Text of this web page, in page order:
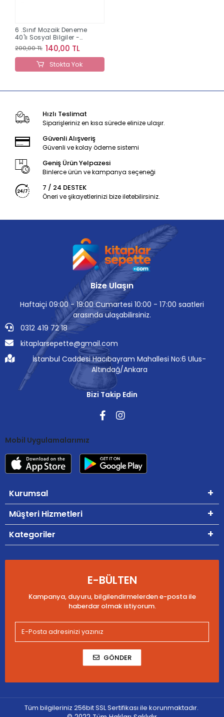
6 .Sınıf Mozaik Deneme
40'lı Sosyal Bilgiler -
2023
200,00 TL 140,00 TL
Stokta Yok
Hızlı Teslimat
Siparişleriniz en kısa sürede elinize ulaşır.
Güvenli Alışveriş
Güvenli ve kolay ödeme sistemi
Geniş Ürün Yelpazesi
Binlerce ürün ve kampanya seçeneği
7 / 24 DESTEK
Öneri ve şikayetlerinizi bize iletebilirsiniz.
Bize Ulaşın
Haftaiçi 09:00 - 19:00 Cumartesi 10:00 - 17:00 saatleri
arasında ulaşabilirsiniz.
0312 419 72 18
kitaplarsepette@gmail.com
İstanbul Caddesi Hacıbayram Mahallesi No:6 Ulus-
Altındağ/Ankara
Bizi Takip Edin
Mobil Uygulamalarımız
Kurumsal
Müşteri Hizmetleri
Kategoriler
E-BÜLTEN
Kampanya, duyuru, bilgilendirmelerden e-posta ile
haberdar olmak istiyorum.
GÖNDER
Tüm bilgileriniz 256bit SSL Sertifikası ile korunmaktadır.